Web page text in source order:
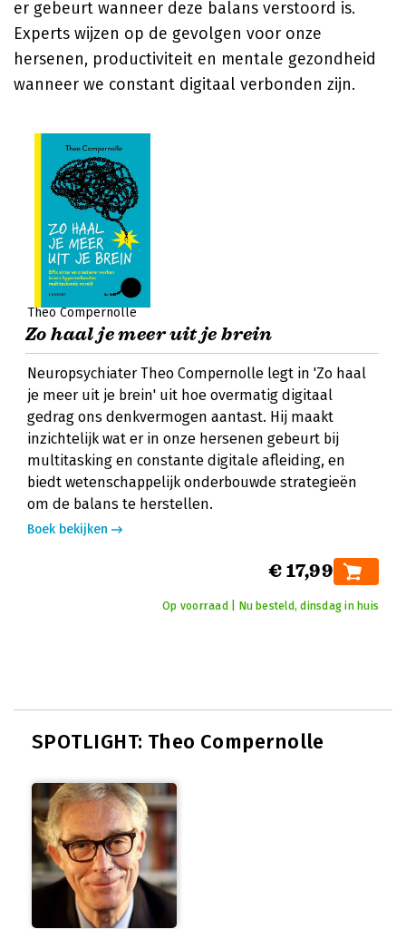
er gebeurt wanneer deze balans verstoord is.
Experts wijzen op de gevolgen voor onze
hersenen, productiviteit en mentale gezondheid
wanneer we constant digitaal verbonden zijn.
Theo Compernolle
Zo haal je meer uit je brein
Neuropsychiater Theo Compernolle legt in 'Zo haal
je meer uit je brein' uit hoe overmatig digitaal
gedrag ons denkvermogen aantast. Hij maakt
inzichtelijk wat er in onze hersenen gebeurt bij
multitasking en constante digitale afleiding, en
biedt wetenschappelijk onderbouwde strategieën
om de balans te herstellen.
Boek bekijken
€ 17,99
Op voorraad | Nu besteld, dinsdag in huis
SPOTLIGHT: Theo Compernolle